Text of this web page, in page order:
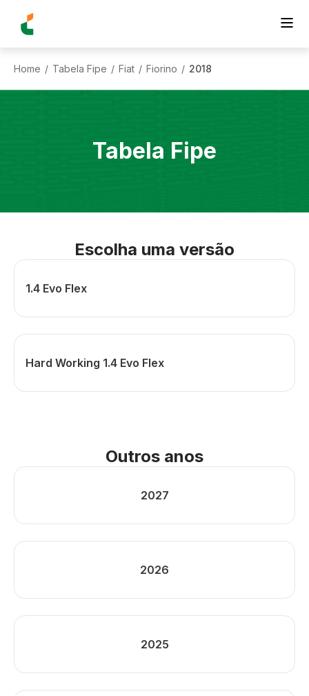
Home / Tabela Fipe / Fiat / Fiorino / 2018
Tabela Fipe
Escolha uma versão
1.4 Evo Flex
Hard Working 1.4 Evo Flex
Outros anos
2027
2026
2025